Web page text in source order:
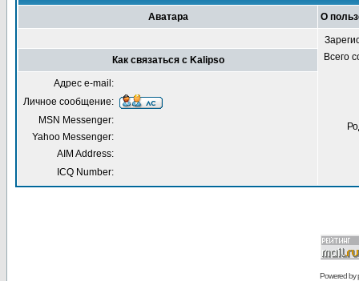
Аватара О
Всего
Как связаться с Kalipso
Адрес e-mail:
Личное сообщение:
MSN Messenger:
Yahoo Messenger:
AIM Address:
ICQ Number:
Powered by